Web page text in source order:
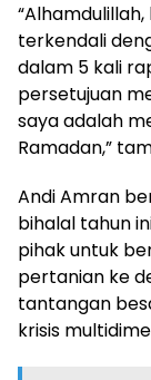
terkendali
dalam 5 kali
persetujuan
saya adalah
Ramadan,”
Andi Amran
bihalal tahun
pihak untuk
pertanian ke
tantangan
krisis